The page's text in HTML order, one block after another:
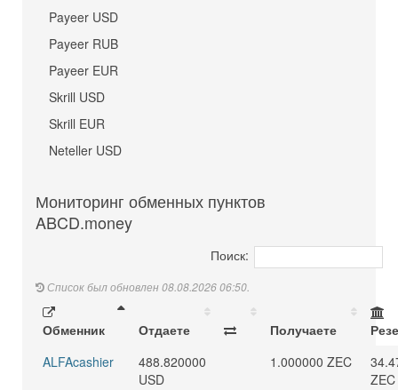
Payeer USD
Payeer RUB
Payeer EUR
Skrill USD
Skrill EUR
Neteller USD
Мониторинг обменных пунктов
ABCD.money
Поиск:
Список был обновлен 08.08.2026 06:50.
Обменник Отдаете Получаете
ALFAcashier
488.820000
USD
1.000000 ZEC
ZEC